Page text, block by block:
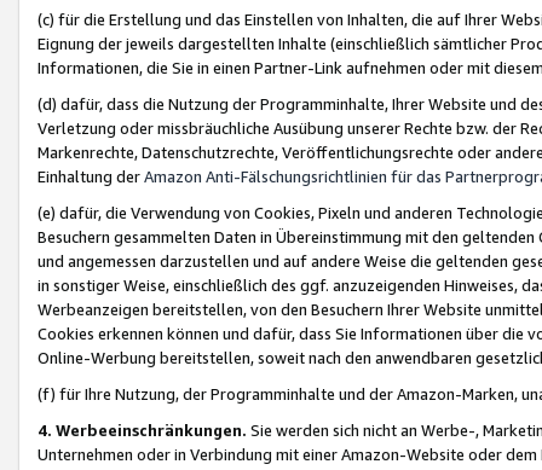
(c) für die Erstellung und das Einstellen von Inhalten, die auf Ihrer
Eignung der jeweils dargestellten Inhalte (einschließlich sämtlicher
Informationen, die Sie in einen Partner-Link aufnehmen oder mit
(d) dafür, dass die Nutzung der Programminhalte, Ihrer Website und
Verletzung oder missbräuchliche Ausübung unserer Rechte bzw. der
Markenrechte, Datenschutzrechte, Veröffentlichungsrechte oder
Einhaltung derAmazon Anti-Fälschungsrichtlinien für das
(e) dafür, die Verwendung von Cookies, Pixeln und anderen
Besuchern gesammelten Daten in Übereinstimmung mit den
und angemessen darzustellen und auf andere Weise die geltenden
in sonstiger Weise, einschließlich des ggf. anzuzeigenden Hinweises,
Werbeanzeigen bereitstellen, von den Besuchern Ihrer Website
Cookies erkennen können und dafür, dass Sie Informationen über die
Online-Werbung bereitstellen, soweit nach den anwendbaren
(f) für Ihre Nutzung, der Programminhalte und der Amazon-Marken,
4. Werbeeinschränkungen. Sie werden sich nicht an Werbe-,
Unternehmen oder in Verbindung mit einer Amazon-Website oder